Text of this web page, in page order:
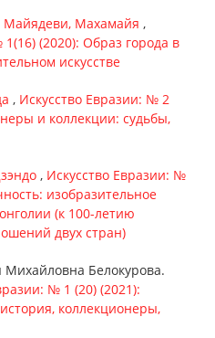
Махамайя ,
(2020): Образ города в
искусстве
, Искусство Евразии: № 2
и коллекции: судьбы,
, Искусство Евразии: №
изобразительное
(к 100-летию
двух стран)
Белокурова.
№ 1 (20) (2021):
коллекционеры,